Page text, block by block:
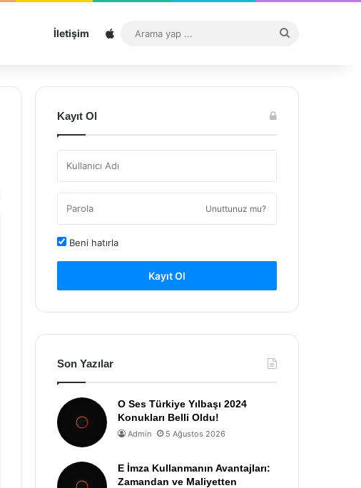
İletişim Sitemap
...
Kayıt Ol
Unuttunuz mu?
Beni hatırla
Kayıt Ol
Son Yazılar
O Ses Türkiye Yılbaşı 2024
Konukları Belli Oldu!
Admin 5 Ağustos 2026
E İmza Kullanmanın Avantajları:
Zamandan ve Maliyetten